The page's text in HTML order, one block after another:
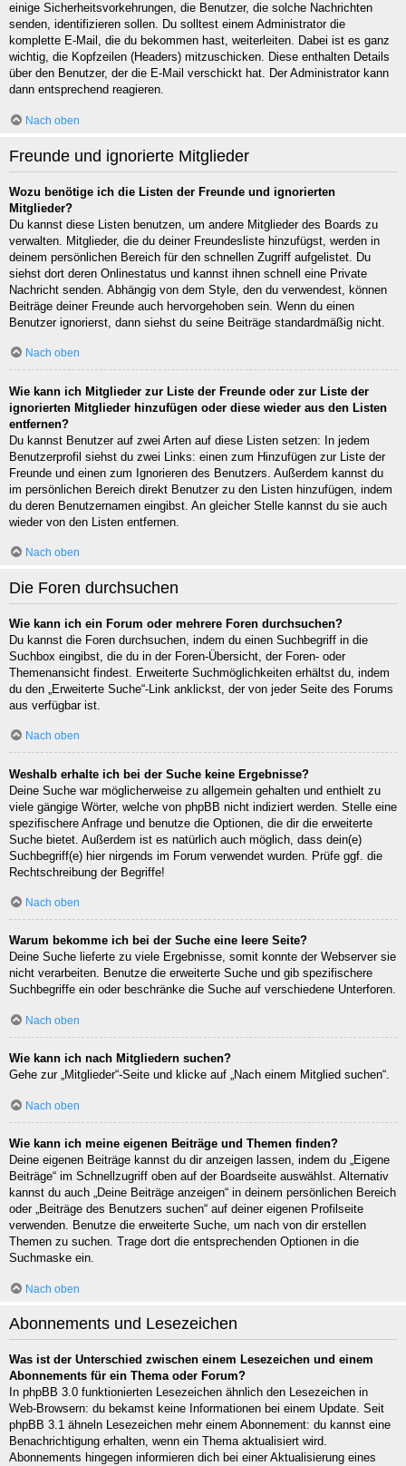
einige Sicherheitsvorkehrungen, die Benutzer, die solche Nachrichten
senden, identifizieren sollen. Du solltest einem Administrator die
komplette E-Mail, die du bekommen hast, weiterleiten. Dabei ist es ganz
wichtig, die Kopfzeilen (Headers) mitzuschicken. Diese enthalten Details
über den Benutzer, der die E-Mail verschickt hat. Der Administrator kann
dann entsprechend reagieren.
Nach oben
Freunde und ignorierte Mitglieder
Wozu benötige ich die Listen der Freunde und ignorierten
Mitglieder?
Du kannst diese Listen benutzen, um andere Mitglieder des Boards zu
verwalten. Mitglieder, die du deiner Freundesliste hinzufügst, werden in
deinem persönlichen Bereich für den schnellen Zugriff aufgelistet. Du
siehst dort deren Onlinestatus und kannst ihnen schnell eine Private
Nachricht senden. Abhängig von dem Style, den du verwendest, können
Beiträge deiner Freunde auch hervorgehoben sein. Wenn du einen
Benutzer ignorierst, dann siehst du seine Beiträge standardmäßig nicht.
Nach oben
Wie kann ich Mitglieder zur Liste der Freunde oder zur Liste der
ignorierten Mitglieder hinzufügen oder diese wieder aus den Listen
entfernen?
Du kannst Benutzer auf zwei Arten auf diese Listen setzen: In jedem
Benutzerprofil siehst du zwei Links: einen zum Hinzufügen zur Liste der
Freunde und einen zum Ignorieren des Benutzers. Außerdem kannst du
im persönlichen Bereich direkt Benutzer zu den Listen hinzufügen, indem
du deren Benutzernamen eingibst. An gleicher Stelle kannst du sie auch
wieder von den Listen entfernen.
Nach oben
Die Foren durchsuchen
Wie kann ich ein Forum oder mehrere Foren durchsuchen?
Du kannst die Foren durchsuchen, indem du einen Suchbegriff in die
Suchbox eingibst, die du in der Foren-Übersicht, der Foren- oder
Themenansicht findest. Erweiterte Suchmöglichkeiten erhältst du, indem
du den „Erweiterte Suche“-Link anklickst, der von jeder Seite des Forums
aus verfügbar ist.
Nach oben
Weshalb erhalte ich bei der Suche keine Ergebnisse?
Deine Suche war möglicherweise zu allgemein gehalten und enthielt zu
viele gängige Wörter, welche von phpBB nicht indiziert werden. Stelle eine
spezifischere Anfrage und benutze die Optionen, die dir die erweiterte
Suche bietet. Außerdem ist es natürlich auch möglich, dass dein(e)
Suchbegriff(e) hier nirgends im Forum verwendet wurden. Prüfe ggf. die
Rechtschreibung der Begriffe!
Nach oben
Warum bekomme ich bei der Suche eine leere Seite?
Deine Suche lieferte zu viele Ergebnisse, somit konnte der Webserver sie
nicht verarbeiten. Benutze die erweiterte Suche und gib spezifischere
Suchbegriffe ein oder beschränke die Suche auf verschiedene Unterforen.
Nach oben
Wie kann ich nach Mitgliedern suchen?
Gehe zur „Mitglieder“-Seite und klicke auf „Nach einem Mitglied suchen“.
Nach oben
Wie kann ich meine eigenen Beiträge und Themen finden?
Deine eigenen Beiträge kannst du dir anzeigen lassen, indem du „Eigene
Beiträge“ im Schnellzugriff oben auf der Boardseite auswählst. Alternativ
kannst du auch „Deine Beiträge anzeigen“ in deinem persönlichen Bereich
oder „Beiträge des Benutzers suchen“ auf deiner eigenen Profilseite
verwenden. Benutze die erweiterte Suche, um nach von dir erstellen
Themen zu suchen. Trage dort die entsprechenden Optionen in die
Suchmaske ein.
Nach oben
Abonnements und Lesezeichen
Was ist der Unterschied zwischen einem Lesezeichen und einem
Abonnements für ein Thema oder Forum?
In phpBB 3.0 funktionierten Lesezeichen ähnlich den Lesezeichen in
Web-Browsern: du bekamst keine Informationen bei einem Update. Seit
phpBB 3.1 ähneln Lesezeichen mehr einem Abonnement: du kannst eine
Benachrichtigung erhalten, wenn ein Thema aktualisiert wird.
Abonnements hingegen informieren dich bei einer Aktualisierung eines